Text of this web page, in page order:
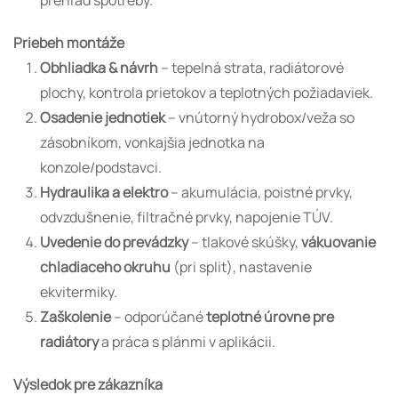
Priebeh montáže
Obhliadka & návrh– tepelná strata, radiátorové
plochy, kontrola prietokov a teplotných požiadaviek.
Osadenie jednotiek– vnútorný hydrobox/veža so
zásobníkom, vonkajšia jednotka na
konzole/podstavci.
Hydraulika a elektro– akumulácia, poistné prvky,
odvzdušnenie, filtračné prvky, napojenie TÚV.
Uvedenie do prevádzky– tlakové skúšky,vákuovanie
chladiaceho okruhu (pri split), nastavenie
ekvitermiky.
Zaškolenie– odporúčanéteplotné úrovne pre
radiátorya práca s plánmi v aplikácii.
Výsledok pre zákazníka